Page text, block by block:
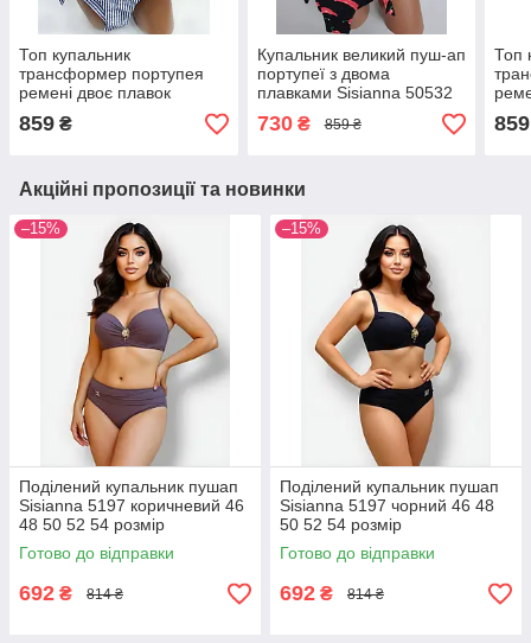
Топ купальник
трансформер портупея
ремені двоє плавок
Sisianna 5445 синій на 40
42 44 46 48 розмір
859 ₴
Купальник великий пуш-ап
портупеї з двома
плавками Sisianna 50532
жовтий на 44 46 48 50 52
розмір
730₴ 859 ₴
Топ
40
859
Акційні пропозиції та новинки
–15%
Поділений купальник пушап
Sisianna 5197 коричневий 46
48 50 52 54 розмір
Готово до відправки
692 ₴ 814 ₴
–15%
Поділений купальник пушап
Sisianna 5197 чорний 46 48
50 52 54 розмір
Готово до відправки
692 ₴ 814 ₴